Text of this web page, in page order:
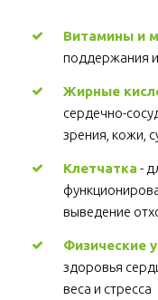
Витамины и
поддержания
Жирные
сердечно-
зрения, кожи,
Клетчатка -
выведение
Физические
здоровья
веса и стресса